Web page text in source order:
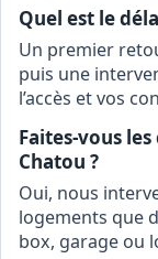
Quel est le
Un premier
puis une
l’accès et vos
Faites-vous
Chatou ?
Oui, nous
logements que
box, garage ou